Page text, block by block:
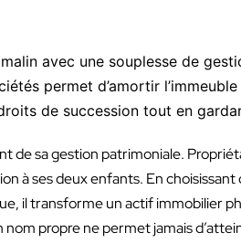
avec une souplesse de
permet d’amortir
de succession tout en
de sa gestion patrimoniale.
à ses deux enfants. En
il transforme un actif immobilier
propre ne permet jamais